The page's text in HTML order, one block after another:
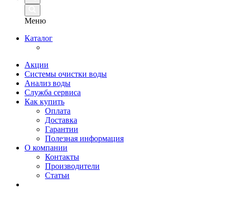
Меню
Каталог
Акции
Системы очистки воды
Анализ воды
Служба сервиса
Как купить
Оплата
Доставка
Гарантии
Полезная информация
О компании
Контакты
Производители
Статьи